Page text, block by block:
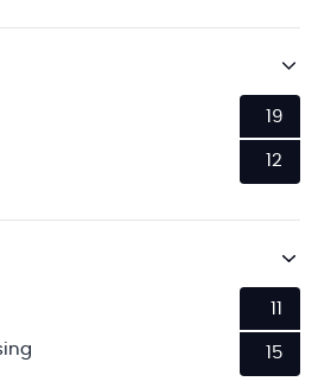
19
12
15